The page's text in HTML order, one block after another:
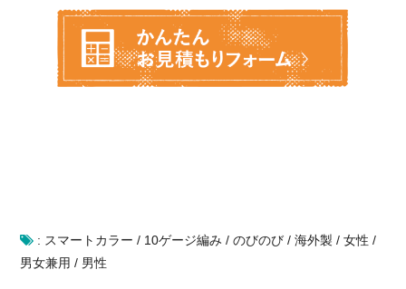
: スマートカラー / 10ゲージ編み /のびのび /海外製 /女性 /
男女兼用 / 男性